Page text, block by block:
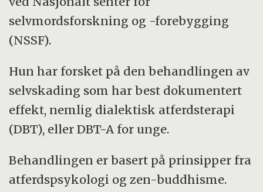
selvmordsforskning og -forebygging
(NSSF).
Hun har forsket på den behandlingen av
selvskading som har best dokumentert
effekt, nemlig dialektisk atferdsterapi
(DBT), eller DBT-A for unge.
Behandlingen er basert på prinsipper fra
atferdspsykologi og zen-buddhisme.